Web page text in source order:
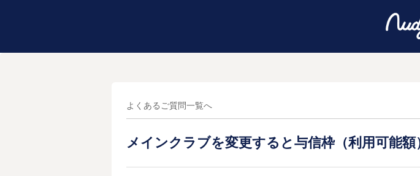
よくあるご質問一覧へ
メインクラブを変更すると与信枠（利用可能